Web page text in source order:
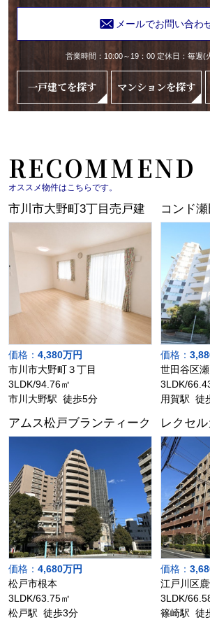
メールでお問い合わ
営業時間：10:00～19：00 定休日：毎週(
一戸建てを探す マンションを探す
RECOMMEND
オススメ物件はこちらです。
市川市大野町3丁目売戸建
価格： 4,380万円
市川市大野町３丁目
3LDK/94.76㎡
市川大野駅 徒歩5分
コンド瀬
価格：
世田谷区
3LDK/
用賀駅 徒
アムス松戸ブランティーク
価格： 4,680万円
松戸市根本
3LDK/63.75㎡
松戸駅 徒歩3分
レクセ
価格：
江戸川区
3LDK/
篠崎駅 徒